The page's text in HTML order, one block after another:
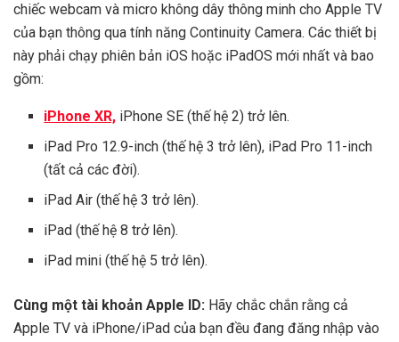
chiếc webcam và micro không dây thông minh cho Apple TV
của bạn thông qua tính năng Continuity Camera. Các thiết bị
này phải chạy phiên bản iOS hoặc iPadOS mới nhất và bao
gồm:
iPhone XR, iPhone SE (thế hệ 2) trở lên.
iPad Pro 12.9-inch (thế hệ 3 trở lên), iPad Pro 11-inch
(tất cả các đời).
iPad Air (thế hệ 3 trở lên).
iPad (thế hệ 8 trở lên).
iPad mini (thế hệ 5 trở lên).
Cùng một tài khoản Apple ID: Hãy chắc chắn rằng cả
Apple TV và iPhone/iPad của bạn đều đang đăng nhập vào